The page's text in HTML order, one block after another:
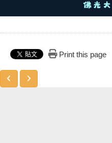
Print this page